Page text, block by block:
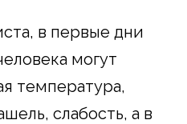
в первые дни
могут
температура,
слабость, а в